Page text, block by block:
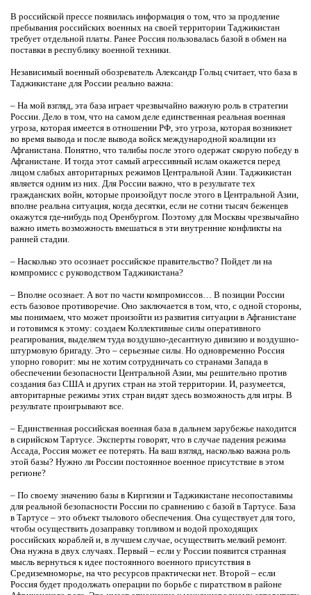
В российской прессе появилась информация о том, что за продление
пребывания российских военных на своей территории Таджикистан
требует отдельной платы. Ранее Россия пользовалась базой в обмен на
поставки в республику военной техники.
Независимый военный обозреватель Александр Гольц считает, что база в
Таджикистане для России реально важна:
– На мой взгляд, эта база играет чрезвычайно важную роль в стратегии
России. Дело в том, что на самом деле единственная реальная военная
угроза, которая имеется в отношении РФ, это угроза, которая возникнет
во время вывода и после вывода войск международной коалиции из
Афганистана. Понятно, что талибы после этого одержат скорую победу в
Афганистане. И тогда этот самый агрессивный ислам окажется перед
лицом слабых авторитарных режимов Центральной Азии. Таджикистан
является одним из них. Для России важно, что в результате тех
гражданских войн, которые произойдут после этого в Центральной Азии,
вполне реальна ситуация, когда десятки, если не сотни тысяч беженцев
окажутся где-нибудь под Оренбургом. Поэтому для Москвы чрезвычайно
важно иметь возможность вмешаться в эти внутренние конфликты на
ранней стадии.
– Насколько это осознает российское правительство? Пойдет ли на
компромисс с руководством Таджикистана?
– Вполне осознает. А вот по части компромиссов… В позиции России
есть базовое противоречие. Оно заключается в том, что, с одной стороны,
мы понимаем, что может произойти из развития ситуации в Афганистане
и готовимся к этому: создаем Коллективные силы оперативного
реагирования, выделяем туда воздушно-десантную дивизию и воздушно-
штурмовую бригаду. Это – серьезные силы. Но одновременно Россия
упорно говорит: мы не хотим сотрудничать со странами Запада в
обеспечении безопасности Центральной Азии, мы решительно против
создания баз США и других стран на этой территории. И, разумеется,
авторитарные режимы этих стран видят здесь возможность для игры. В
результате проигрывают все.
– Единственная российская военная база в дальнем зарубежье находится
в сирийском Тартусе. Эксперты говорят, что в случае падения режима
Ассада, Россия может ее потерять. На ваш взгляд, насколько важна роль
этой базы? Нужно ли России постоянное военное присутствие в этом
регионе?
– По своему значению базы в Киргизии и Таджикистане несопоставимы
для реальной безопасности России по сравнению с базой в Тартусе. База
в Тартусе – это объект тылового обеспечения. Она существует для того,
чтобы осуществить дозаправку топливом и водой проходящих
российских кораблей и, в лучшем случае, осуществить мелкий ремонт.
Она нужна в двух случаях. Первый – если у России появится странная
мысль вернуться к идее постоянного военного присутствия в
Средиземноморье, на что ресурсов практически нет. Второй – если
Россия будет продолжать операции по борьбе с пиратством в районе